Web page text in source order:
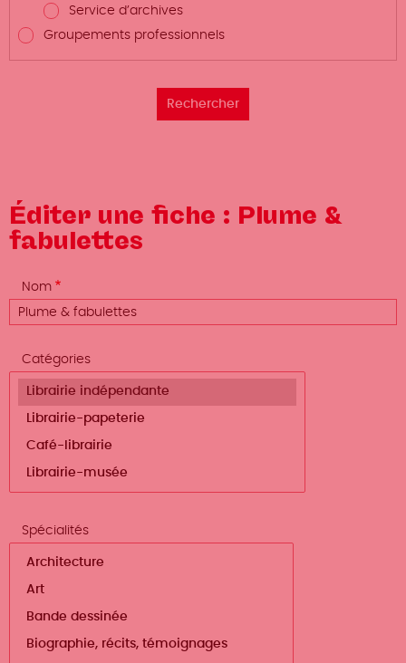
Service d’archives
Groupements professionnels
Éditer une fiche : Plume &
fabulettes
Nom
Catégories
Spécialités